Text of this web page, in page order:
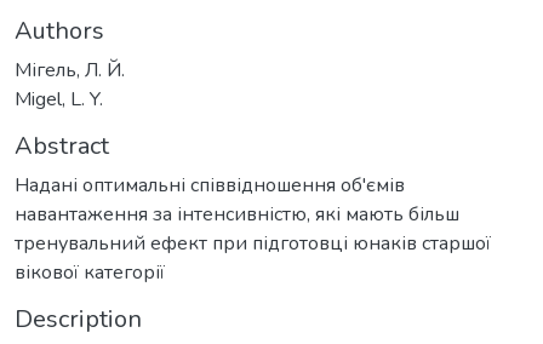
Authors
Мігель, Л. Й.
Migel, L. Y.
Abstract
Надані оптимальні співвідношення об'ємів
навантаження за інтенсивністю, які мають більш
тренувальний ефект при підготовці юнаків старшої
вікової категорії
Description